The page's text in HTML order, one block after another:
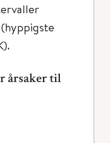
årsaker til